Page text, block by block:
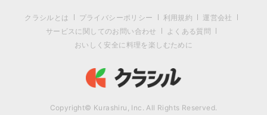
クラシルとは プライバシーポリシー 利用規約
運営会社
サービスに関してのお問い合わせ
よくある質問
おいしく安全に料理を楽しむために
Copyright© Kurashiru, Inc. All Rights Reserved.